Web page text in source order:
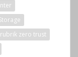
rubrik zero trust